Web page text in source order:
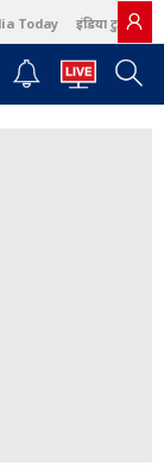
Today इंडिया टुडे हिंदी